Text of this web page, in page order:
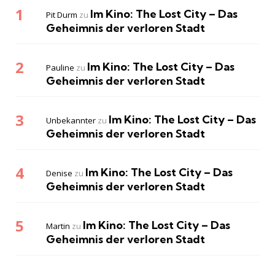
Pit Durm zu Im Kino: The Lost City – Das
Geheimnis der verloren Stadt
Pauline zu Im Kino: The Lost City – Das
Geheimnis der verloren Stadt
Unbekannter zu Im Kino: The Lost City – Das
Geheimnis der verloren Stadt
Denise zu Im Kino: The Lost City – Das
Geheimnis der verloren Stadt
Martin zu Im Kino: The Lost City – Das
Geheimnis der verloren Stadt